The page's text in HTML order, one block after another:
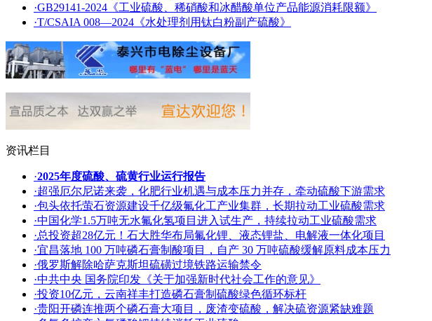
·GB29141-2024《工业硫酸、稀硝酸和冰醋酸单位产品能源消耗限额》
·T/CSAIA 008—2024《水处理剂用钛白粉副产硫酸》
资讯栏目
·2025年度硫酸、硫黄行业运行报告
·超强厄尔尼诺来袭，化肥行业机遇与成本压力并存，牵动硫酸下游需求
·包头依托萤石资源建设千亿级氟化工产业集群，长期拉动工业硫酸需求
·中国化学1.5万吨无水氟化氢项目进入试生产，持续拉动工业硫酸需求
·总投资超28亿元！石大胜华布局氟化锂、液态锂盐、电解液一体化项目
·宜昌落地 100 万吨磷石膏制酸项目，自产 30 万吨硫酸缓解原料成本压力
·俄罗斯解除哈萨克斯坦硫磺过境铁路运输禁令
·中共中央 国务院印发《关于加强新时代社会工作的意见》
·投资10亿元，云南祥丰打造磷石膏制硫酸绿色循环标杆
·贵阳开磷连推两个磷石膏大项目，废渣变硫酸，解决硫资源紧缺难题